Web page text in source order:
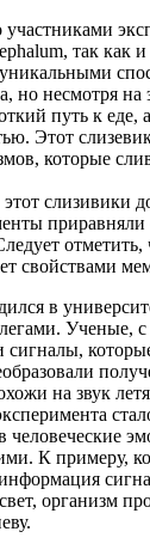
так как
но несмотря на
путь к еде,
Этот
которые
слизивики
отметить,
свойствами
в
Ученые,
сигналы,
на звук
человеческие
К примеру,
организм